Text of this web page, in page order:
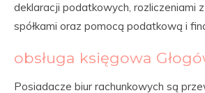
deklaracji podatkowych, rozliczeniami z
spółkami oraz pomocą podatkową i
obsługa księgowa
Posiadacze biur rachunkowych są